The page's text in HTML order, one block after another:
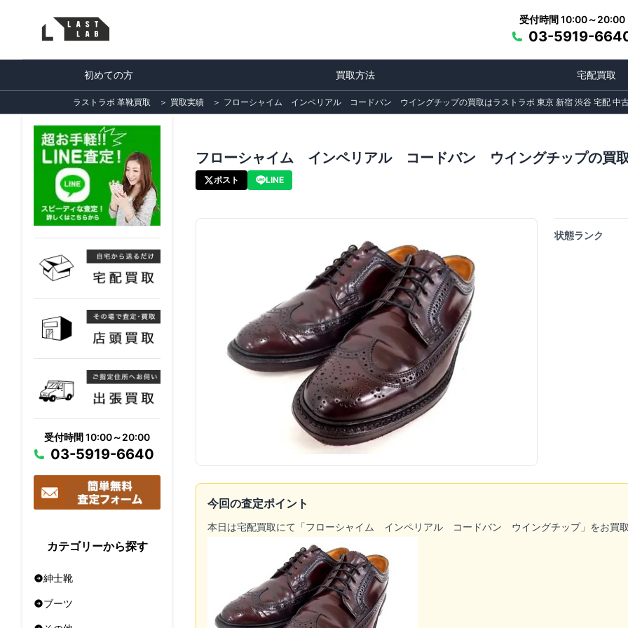
受付時間 10:00～20:00
03-5919-
初めての方 買取方法 宅配買取
ラストラボ 革靴買取 ＞ 買取実績 ＞ フローシャイム インペリアル コードバン ウイングチップの買取はラストラボ 東京 新宿 渋谷 宅配 中
受付時間 10:00～20:00
03-5919-6640
カテゴリーから探す
紳士靴
ブーツ
フローシャイム インペリアル コードバン ウイングチップの買取
ポスト LINE
状態ランク
今回の査定ポイント
本日は宅配買取にて「フローシャイム インペリアル コードバン ウイングチップ」をお買取